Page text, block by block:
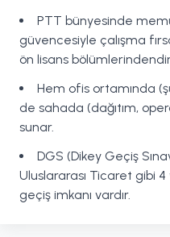
PTT bünyesinde
güvencesiyle çalışma
ön lisans
Hem ofis ortamında
de sahada (dağıtım,
sunar.
DGS (Dikey Geçiş
Uluslararası Ticaret gibi 4
geçiş imkanı vardır.